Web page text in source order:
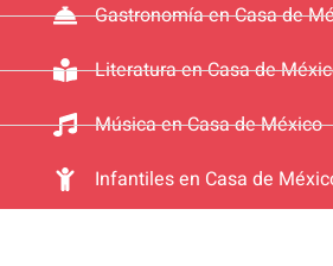
Gastronomía en Casa de
Literatura en Casa de
Música en Casa de México
Infantiles en Casa de